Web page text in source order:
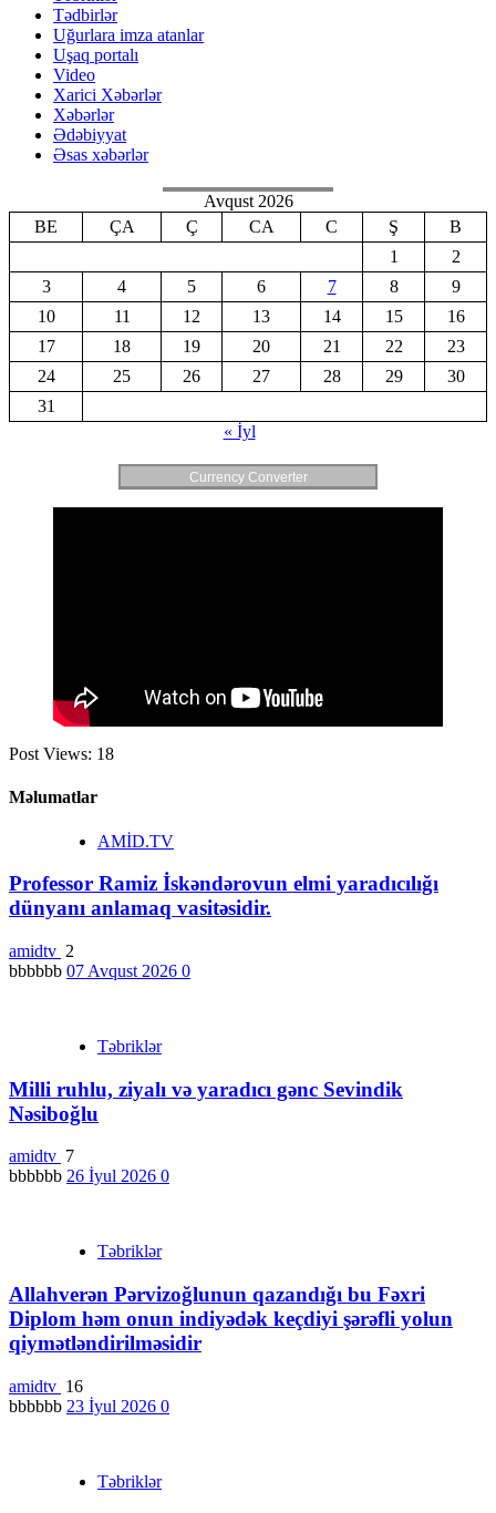
Tədbirlər
Uğurlara imza atanlar
Uşaq portalı
Video
Xarici Xəbərlər
Xəbərlər
Ədəbiyyat
Əsas xəbərlər
Avqust 2026
BE
ÇA Ç CA C Ş
B
1
2
3
4 5 6 7 8
9
10
11 12 13 14 15
16
17
18 19 20 21 22
23
24
25 26 27 28 29
30
31
« İyl
Currency Converter
Post Views: 18
Məlumatlar
AMİD.TV
Professor Ramiz İskəndərovun elmi yaradıcılığı
dünyanı anlamaq vasitəsidir.
amidtv 2
bbbbbb 07 Avqust 2026 0
Təbriklər
Milli ruhlu, ziyalı və yaradıcı gənc Sevindik
Nəsiboğlu
amidtv 7
bbbbbb 26 İyul 2026 0
Təbriklər
Allahverən Pərvizoğlunun qazandığı bu Fəxri
Diplom həm onun indiyədək keçdiyi şərəfli yolun
qiymətləndirilməsidir
amidtv 16
bbbbbb 23 İyul 2026 0
Təbriklər